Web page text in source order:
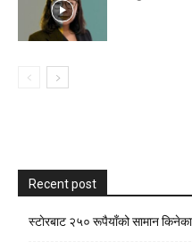
Recent post
स्टाेरबाट २५० रूपैयाँको सामान